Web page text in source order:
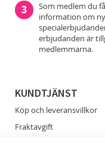
3
Som medlem du
information om
erbjudanden är
medlemmarna.
KUNDTJÄNST
Köp och leveransvillkor
Fraktavgift